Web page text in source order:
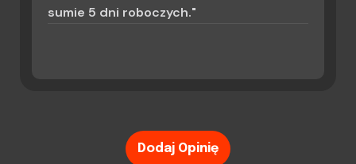
sumie 5 dni roboczych."
Dodaj Opinię